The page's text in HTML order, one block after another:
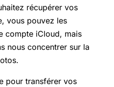
récupérer vos
vous pouvez les
compte iCloud, mais
nous concentrer sur la
pour transférer vos